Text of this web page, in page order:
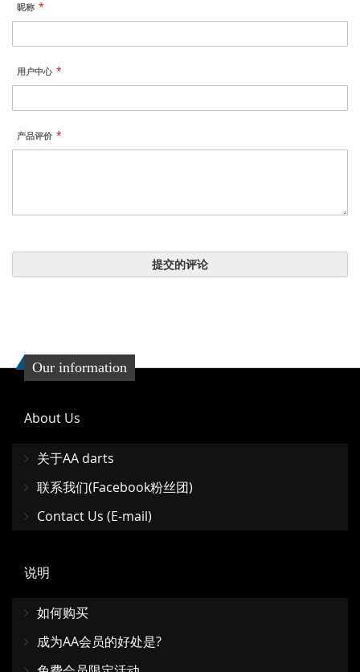
昵称
用户中心
产品评价
提交的评论
Our information
About Us
关于AA darts
联系我们(Facebook粉丝团)
Contact Us (E-mail)
说明
如何购买
成为AA会员的好处是?